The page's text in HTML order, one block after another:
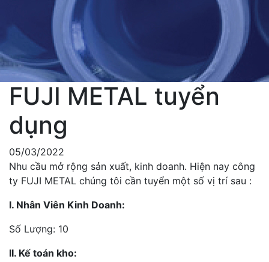
FUJI METAL tuyển
dụng
05/03/2022
Nhu cầu mở rộng sản xuất, kinh doanh. Hiện nay công
ty FUJI METAL chúng tôi cần tuyển một số vị trí sau :
I. Nhân Viên Kinh Doanh:
Số Lượng: 10
II. Kế toán kho: